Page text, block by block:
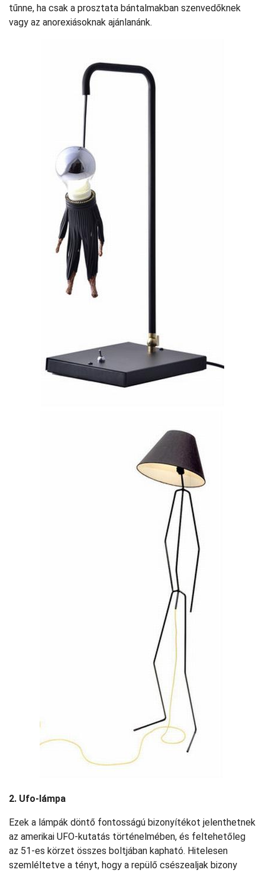
tűnne, ha csak a prosztata bántalmakban szenvedőknek
vagy az anorexiásoknak ajánlanánk.
2. Ufo-lámpa
Ezek a lámpák döntő fontosságú bizonyítékot jelenthetnek
az amerikai UFO-kutatás történelmében, és feltehetőleg
az 51-es körzet összes boltjában kapható. Hitelesen
szemléltetve a tényt, hogy a repülő csészealjak bizony